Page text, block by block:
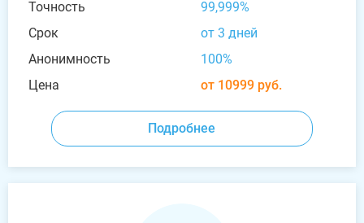
Точность
99,999%
Срок
от 3 дней
Анонимность
100%
Цена
от 10999 руб.
Подробнее